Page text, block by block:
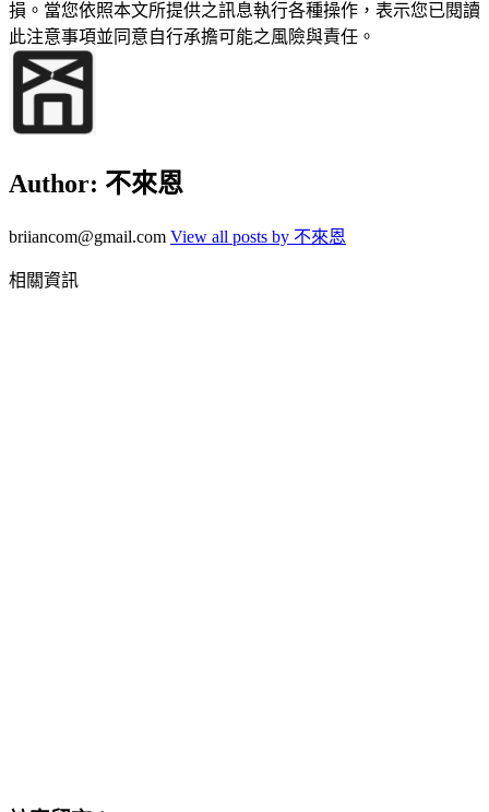
損。當您依照本文所提供之訊息執行各種操作，表示您已閱讀
此注意事項並同意自行承擔可能之風險與責任。
Author: 不來恩
briiancom@gmail.com View all posts by 不來恩
相關資訊